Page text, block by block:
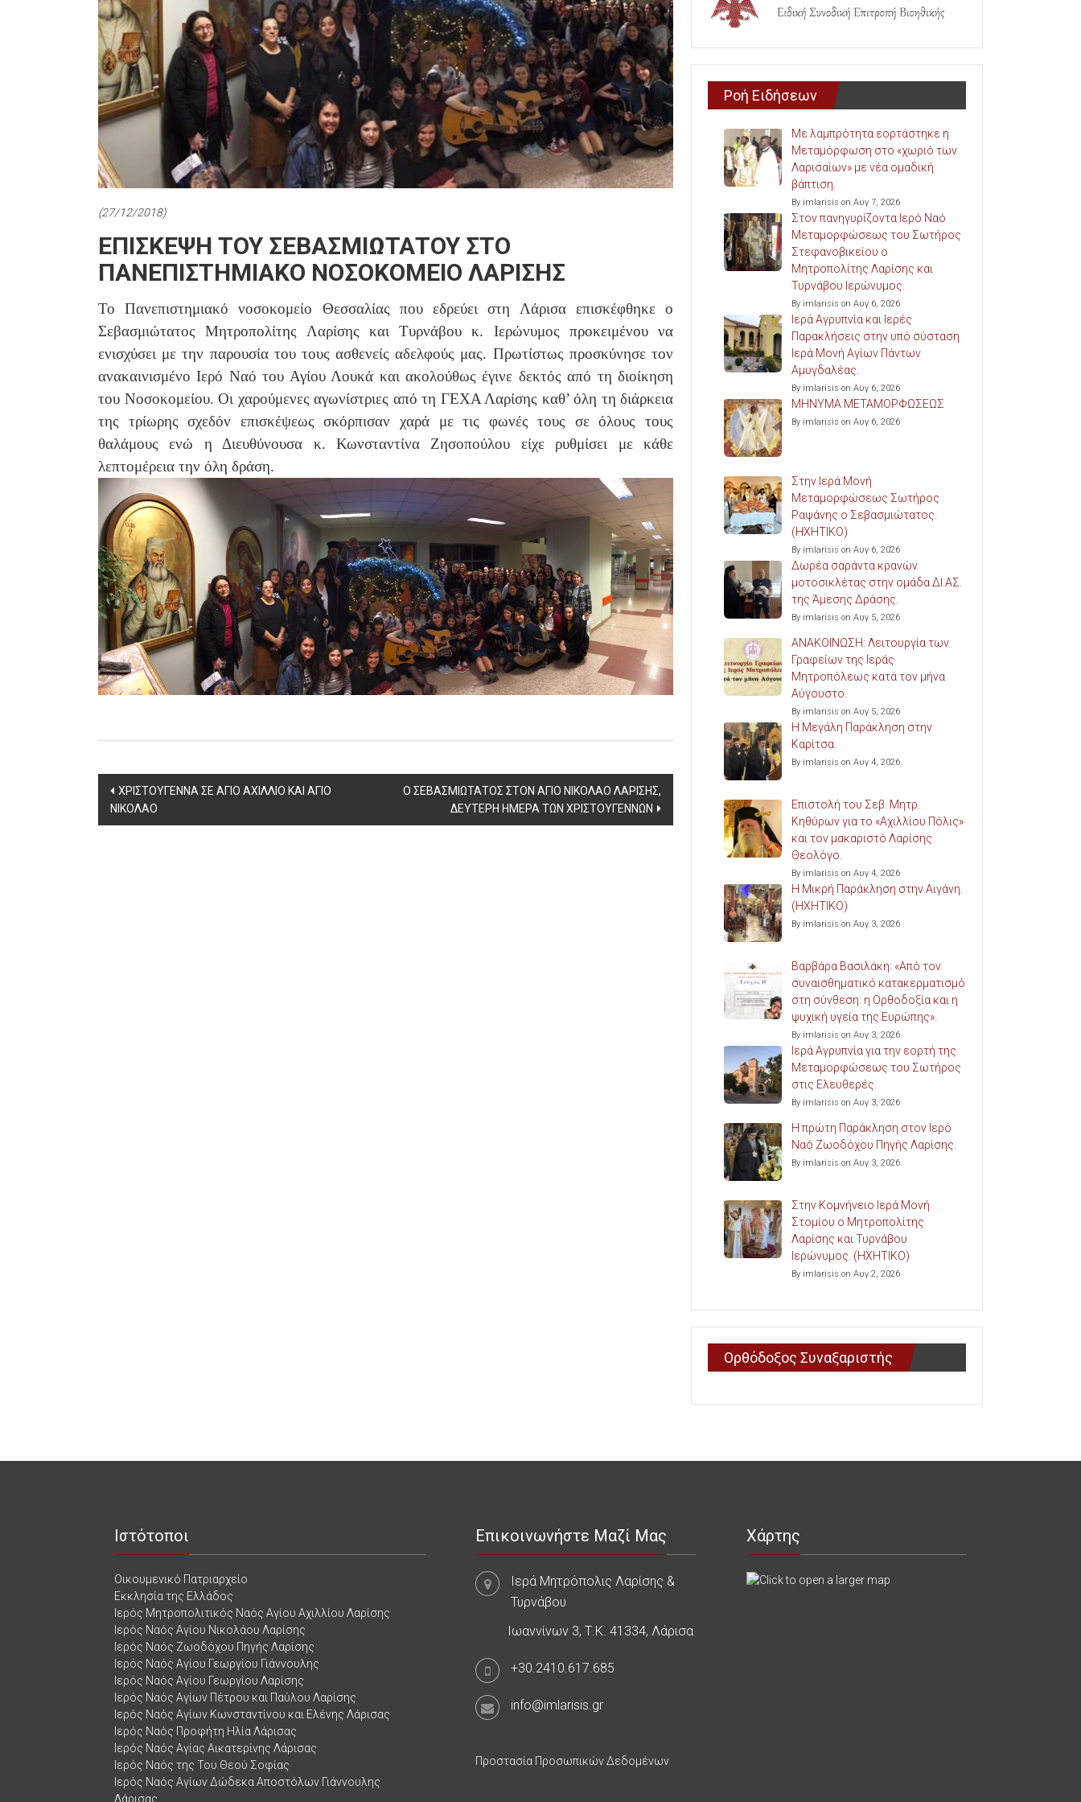
(27/12/2018)
ΕΠΙΣΚΕΨΗ ΤΟΥ ΣΕΒΑΣΜΙΩΤΑΤΟΥ ΣΤΟ
ΠΑΝΕΠΙΣΤΗΜΙΑΚΟ ΝΟΣΟΚΟΜΕΙΟ ΛΑΡΙΣΗΣ
Το Πανεπιστημιακό νοσοκομείο Θεσσαλίας που εδρεύει στη Λάρισα επισκέφθηκε ο
Σεβασμιώτατος Μητροπολίτης Λαρίσης και Τυρνάβου κ. Ιερώνυμος προκειμένου να
ενισχύσει με την παρουσία του τους ασθενείς αδελφούς μας. Πρωτίστως προσκύνησε τον
ανακαινισμένο Ιερό Ναό του Αγίου Λουκά και ακολούθως έγινε δεκτός από τη διοίκηση
του Νοσοκομείου. Οι χαρούμενες αγωνίστριες από τη ΓΕΧΑ Λαρίσης καθ’ όλη τη διάρκεια
της τρίωρης σχεδόν επισκέψεως σκόρπισαν χαρά με τις φωνές τους σε όλους τους
θαλάμους ενώ η Διευθύνουσα κ. Κωνσταντίνα Ζησοπούλου είχε ρυθμίσει με κάθε
λεπτομέρεια την όλη δράση.
Post
navigation
ΧΡΙΣΤΟΥΓΕΝΝΑ ΣΕ ΑΓΙΟ ΑΧΙΛΛΙΟ ΚΑΙ ΑΓΙΟ
ΝΙΚΟΛΑΟ
Ο ΣΕΒΑΣΜΙΩΤΑΤΟΣ ΣΤΟΝ ΑΓΙΟ ΝΙΚΟΛΑΟ ΛΑΡΙΣΗΣ,
ΔΕΥΤΕΡΗ ΗΜΕΡΑ ΤΩΝ ΧΡΙΣΤΟΥΓΕΝΝΩΝ
Ροή Ειδήσεων
Με λαμπρότητα εορτάστηκε η
Μεταμόρφωση στο «χωριό των
Λαρισαίων» με νέα ομαδική
βάπτιση.
By imlarisis on Αυγ 7, 2026
Στον πανηγυρίζοντα Ιερό Ναό
Μεταμορφώσεως του Σωτήρος
Στεφανοβικείου ο
Μητροπολίτης Λαρίσης και
Τυρνάβου Ιερώνυμος.
By imlarisis on Αυγ 6, 2026
Ιερά Αγρυπνία και Ιερές
Παρακλήσεις στην υπό σύσταση
Ιερά Μονή Αγίων Πάντων
Αμυγδαλέας.
By imlarisis on Αυγ 6, 2026
ΜΗΝΥΜΑ ΜΕΤΑΜΟΡΦΩΣΕΩΣ
By imlarisis on Αυγ 6, 2026
Στην Ιερά Μονή
Μεταμορφώσεως Σωτήρος
Ραψάνης ο Σεβασμιώτατος.
(ΗΧΗΤΙΚΟ)
By imlarisis on Αυγ 6, 2026
Δωρέα σαράντα κρανών
μοτοσικλέτας στην ομάδα ΔΙ.ΑΣ.
της Άμεσης Δράσης.
By imlarisis on Αυγ 5, 2026
ΑΝΑΚΟΙΝΩΣΗ: Λειτουργία των
Γραφείων της Ιεράς
Μητροπόλεως κατά τον μήνα
Αύγουστο.
By imlarisis on Αυγ 5, 2026
Η Μεγάλη Παράκληση στην
Καρίτσα.
By imlarisis on Αυγ 4, 2026
Επιστολή του Σεβ. Μητρ.
Κηθύρων για το «Αχιλλίου Πόλις»
και τον μακαριστό Λαρίσης
Θεολόγο.
By imlarisis on Αυγ 4, 2026
Η Μικρή Παράκληση στην Αιγάνη.
(ΗΧΗΤΙΚΟ)
By imlarisis on Αυγ 3, 2026
Βαρβάρα Βασιλάκη: «Από τον
συναισθηματικό κατακερματισμό
στη σύνθεση: η Ορθοδοξία και η
ψυχική υγεία της Ευρώπης».
By imlarisis on Αυγ 3, 2026
Ιερά Αγρυπνία για την εορτή της
Μεταμορφώσεως του Σωτήρος
στις Ελευθερές.
By imlarisis on Αυγ 3, 2026
Η πρώτη Παράκληση στον Ιερό
Ναό Ζωοδόχου Πηγής Λαρίσης.
By imlarisis on Αυγ 3, 2026
Στην Κομνήνειο Ιερά Μονή
Στομίου ο Μητροπολίτης
Λαρίσης και Τυρνάβου
Ιερώνυμος. (ΗΧΗΤΙΚΟ)
By imlarisis on Αυγ 2, 2026
Ορθόδοξος Συναξαριστής
Ιστότοποι
Οικουμενικό Πατριαρχείο
Εκκλησία της Ελλάδος
Ιερός Μητροπολιτικός Ναός Αγίου Αχιλλίου Λαρίσης
Ιερός Ναός Αγίου Νικολάου Λαρίσης
Ιερός Ναός Ζωοδόχου Πηγής Λαρίσης
Ιερός Ναός Αγίου Γεωργίου Γιάννουλης
Ιερός Ναός Αγίου Γεωργίου Λαρίσης
Ιερός Ναός Αγίων Πέτρου και Παύλου Λαρίσης
Ιερός Ναός Αγίων Κωνσταντίνου και Ελένης Λάρισας
Ιερός Ναός Προφήτη Ηλία Λάρισας
Ιερός Ναός Αγίας Αικατερίνης Λάρισας
Ιερός Ναός της Του Θεού Σοφίας
Ιερός Ναός Αγίων Δώδεκα Αποστόλων Γιάννουλης
Λάρισας
Επικοινωνήστε Μαζί Μας
Ιερά Μητρόπολις Λαρίσης &
Τυρνάβου
Ιωαννίνων 3, Τ.Κ. 41334, Λάρισα
+30.2410.617.685
info@imlarisis.gr
Προστασία Προσωπικών Δεδομένων
Χάρτης